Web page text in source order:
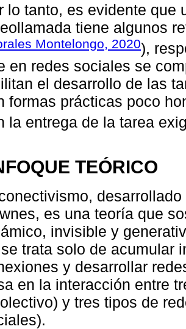
lo tanto, es evidente que
tiene algunos
Montelongo, 2020),
en redes sociales se
el desarrollo de las
formas prácticas poco
la entrega de la tarea
TEÓRICO
es una teoría que
invisible y
trata solo de acumular
y desarrollar
en la interacción entre
y tres tipos de